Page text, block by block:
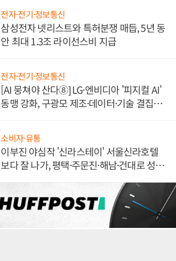
전자·전기·정보통신
삼성전자 넷리스트와 특허분쟁 매듭, 5년 동
안 최대 1.3조 라이선스비 지급
전자·전기·정보통신
[AI 뭉쳐야 산다⑧] LG·엔비디아 '피지컬 AI'
동맹 강화, 구광모 제조·데이터·기술 결집
소비자·유통
이부진 야심작 '신라스테이' 서울신라호텔
보다 잘 나가, 평택·주문진·해남·건대로 성